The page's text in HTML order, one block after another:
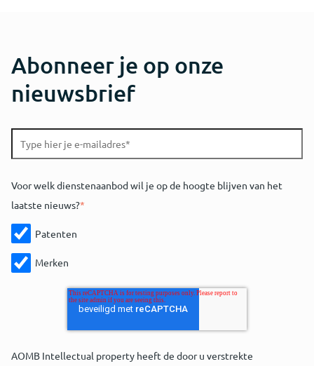
Abonneer je op onze
nieuwsbrief
Voor welk dienstenaanbod wil je op de hoogte blijven van het
laatste nieuws?*
Patenten
Merken
AOMB Intellectual property heeft de door u verstrekte